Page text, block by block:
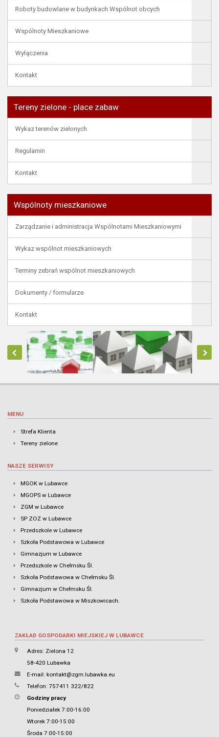
Roboty budowlane w budynkach Wspólnot obcych
Wspólnoty Mieszkaniowe
Wyłączenia
Kontakt
Tereny zielone - place zabaw
Wykaz terenów zielonych
Regulamin
Kontakt
Wspólnoty mieszkaniowe
Zarządzanie i administracja Wspólnotami Mieszkaniowymi
Wykaz wspólnot mieszkaniowych
Terminy zebrań wspólnot mieszkaniowych
Dokumenty / formularze
Kontakt
MENU
Strefa Klienta
Tereny zielone
NASZE SERWISY
MGOK w Lubawce
MGOPS w Lubawce
ZGM w Lubawce
SP ZOZ w Lubawce
Przedszkole w Lubawce
Szkoła Podstawowa w Lubawce
Gimnazjum w Lubawce
Przedszkole w Chełmsku Śl.
Szkoła Podstawowa w Chełmsku Śl.
Gimnazjum w Chełmsku Śl.
Szkoła Podstawowa w Miszkowicach.
ZAKŁAD GOSPODARKI MIEJSKIEJ W LUBAWCE
Adres: Zielona 12
58-420 Lubawka
E-mail: kontakt@zgm.lubawka.eu
Telefon: 757411 322/822
Godziny pracy
Poniedziałek 7:00-16:00
Wtorek 7:00-15:00
Środa 7:00-15:00